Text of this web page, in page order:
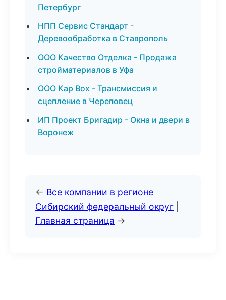
Петербург
НПП Сервис Стандарт -
Деревообработка в Ставрополь
ООО Качество Отделка - Продажа
стройматериалов в Уфа
ООО Кар Box - Трансмиссия и
сцепление в Череповец
ИП Проект Бригадир - Окна и двери в
Воронеж
← Все компании в регионе
Сибирский федеральный округ
Главная страница →